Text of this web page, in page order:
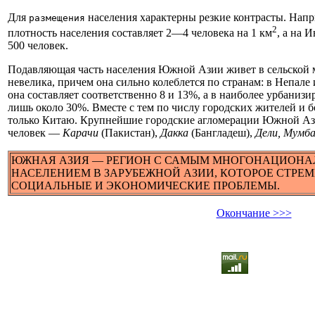
Для размещения населения характерны резкие контрасты.
плотность населения составляет 2—4 человека на 1 км2, а на
500 человек.
Подавляющая часть населения Южной Азии живет в сельской
невелика, причем она сильно колеблется по странам: в
она составляет соответственно 8 и 13%, а в наиболее
лишь около 30%. Вместе с тем по числу городских жителей и
только Китаю. Крупнейшие городские агломерации Южной
человек — Карачи (Пакистан), Дакка (Бангладеш), Дели,
ЮЖНАЯ АЗИЯ — РЕГИОН С САМЫМ
НАСЕЛЕНИЕМ В ЗАРУБЕЖНОЙ АЗИИ, КОТОРОЕ
СОЦИАЛЬНЫЕ И ЭКОНОМИЧЕСКИЕ ПРОБЛЕМЫ.
Окончание >>>